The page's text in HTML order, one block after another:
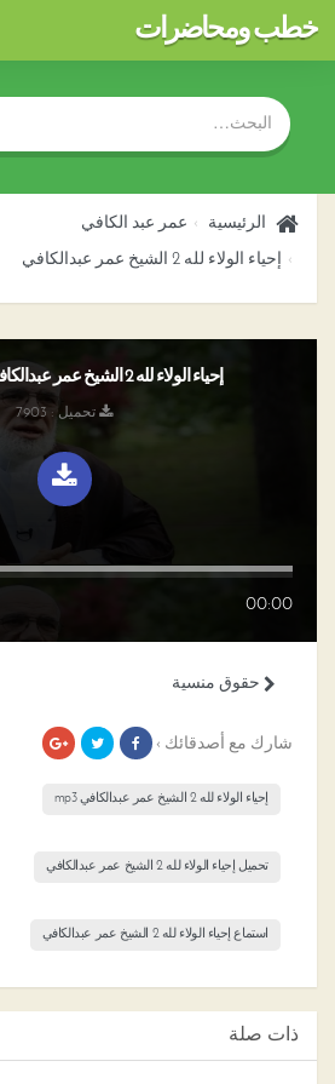
خطب ومحاضرات
الرئيسية عمر عبد الكافي
إحياء الولاء لله 2 الشيخ عمر عبدالكافي
إحياء الولاء لله 2 الشيخ عمر عبدالكافي تحميل Mp3
تحميل : 7903
00:00
حقوق منسية
شارك مع أصدقائك ›
إحياء الولاء لله 2 الشيخ عمر عبدالكافي mp3
تحميل إحياء الولاء لله 2 الشيخ عمر عبدالكافي
استماع إحياء الولاء لله 2 الشيخ عمر عبدالكافي
ذات صلة